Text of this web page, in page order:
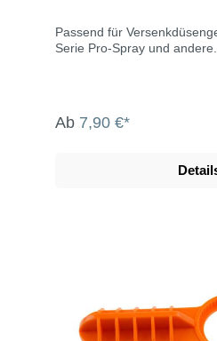
Passend für
Serie Pro-Spray und andere.
Ab 7,90 €*